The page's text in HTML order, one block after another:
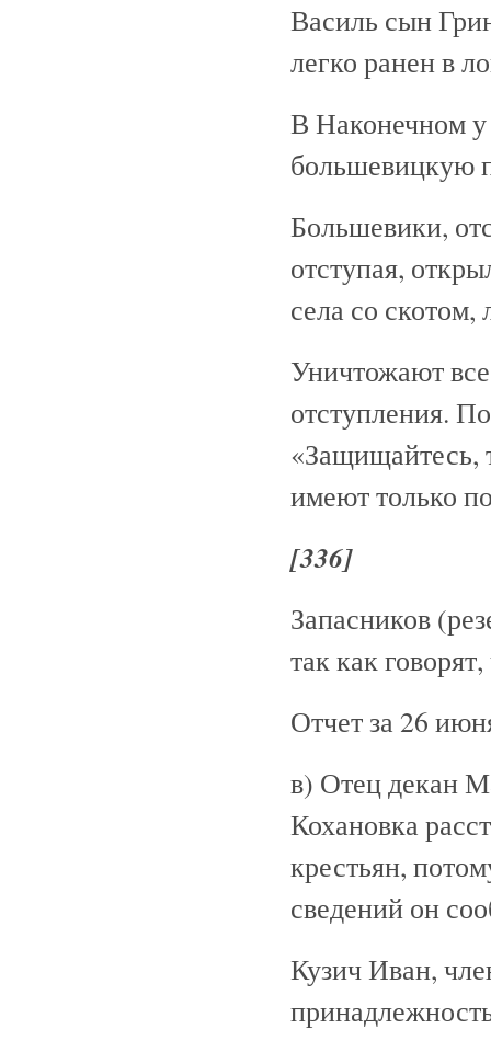
Василь сын
легко ранен в
В Наконечном у
большевицкую
Большевики,
отступая,
села со
Уничтожают
отступления.
«Защищайтесь,
имеют только
[336]
Запасников
так как
Отчет за 26
в) Отец декан
Кохановка
крестьян,
сведений он
Кузич Иван,